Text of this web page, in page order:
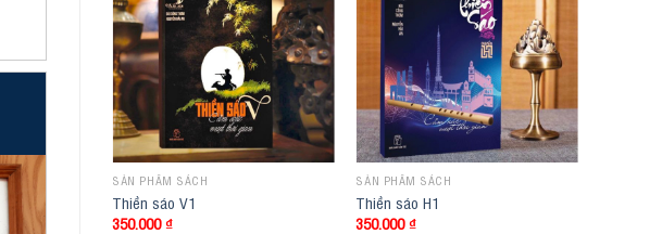
SẢN PHẨM SÁCH
Thiền sáo V1
350.000₫
SẢN PHẨM SÁCH
Thiền sáo H1
350.000₫